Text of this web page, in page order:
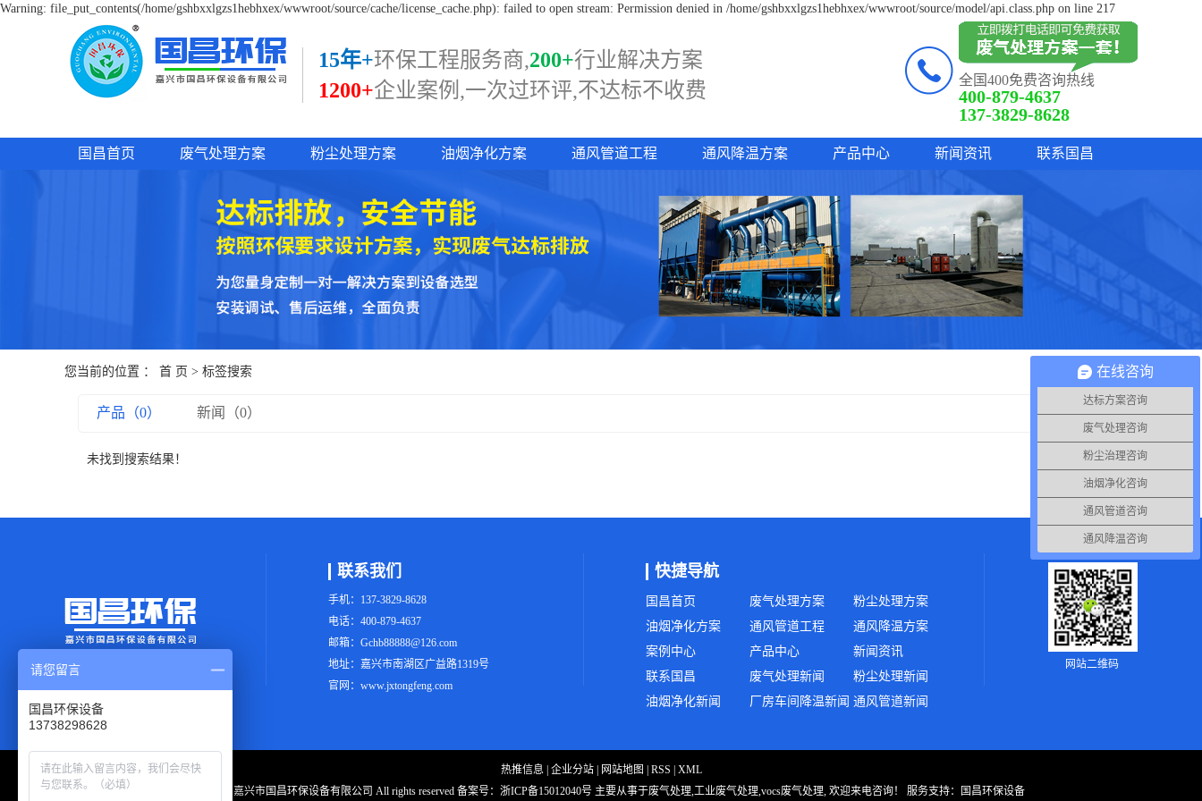
Warning: file_put_contents(/home/gshbxxlgzs1hebhxex/wwwroot/source/cache/license_cache.php): failed to open stream: Permission denied in /home/gshbxxlgzs1hebhxex/wwwroot/source/model/api.class.php on line 217
15年+环保工程服务商,200+行业解决方案
1200+企业案例,一次过环评,不达标不收费 全国400免费咨询热线
400-879-4637
137-3829-8628
国昌首页 废气处理方案 粉尘处理方案 油烟净化方案 通风管道工程 通风降温方案 产品中心 新闻资讯 联系国昌
您当前的位置 ： 首 页 > 标签搜索
产品（0） 新闻（0）
未找到搜索结果！
联系我们
手机：137-3829-8628
电话：400-879-4637
邮箱：Gchb88888@126.com
地址：嘉兴市南湖区广益路1319号
官网：www.jxtongfeng.com
快捷导航
国昌首页 废气处理方案
粉尘处理方案
油烟净化方案
通风管道工程
通风降温方案
案例中心
产品中心
新闻资讯
联系国昌
废气处理新闻
粉尘处理新闻
油烟净化新闻
厂房车间降温新闻 通风管道新闻
网站二维码
热推信息| 企业分站| 网站地图 RSS
XML
Copyright © 嘉兴市国昌环保设备有限公司 All rights reserved 备案号： 浙ICP备15012040号 主要从事于废气处理,工业废气处理,vocs废气处理, 欢迎来电咨询！ 服务支持： 国昌环保设备
在线咨询
达标方案咨询
废气处理咨询
粉尘治理咨询
油烟净化咨询
通风管道咨询
通风降温咨询
请您留言
国昌环保设备
13738298628